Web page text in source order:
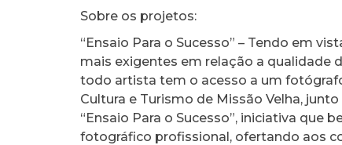
Sobre os projetos:
“Ensaio Para o Sucesso” – Tendo em
mais exigentes em relação a qualidade
todo artista tem o acesso a um
Cultura e Turismo de Missão Velha,
“Ensaio Para o Sucesso”, iniciativa que
fotográfico profissional, ofertando aos